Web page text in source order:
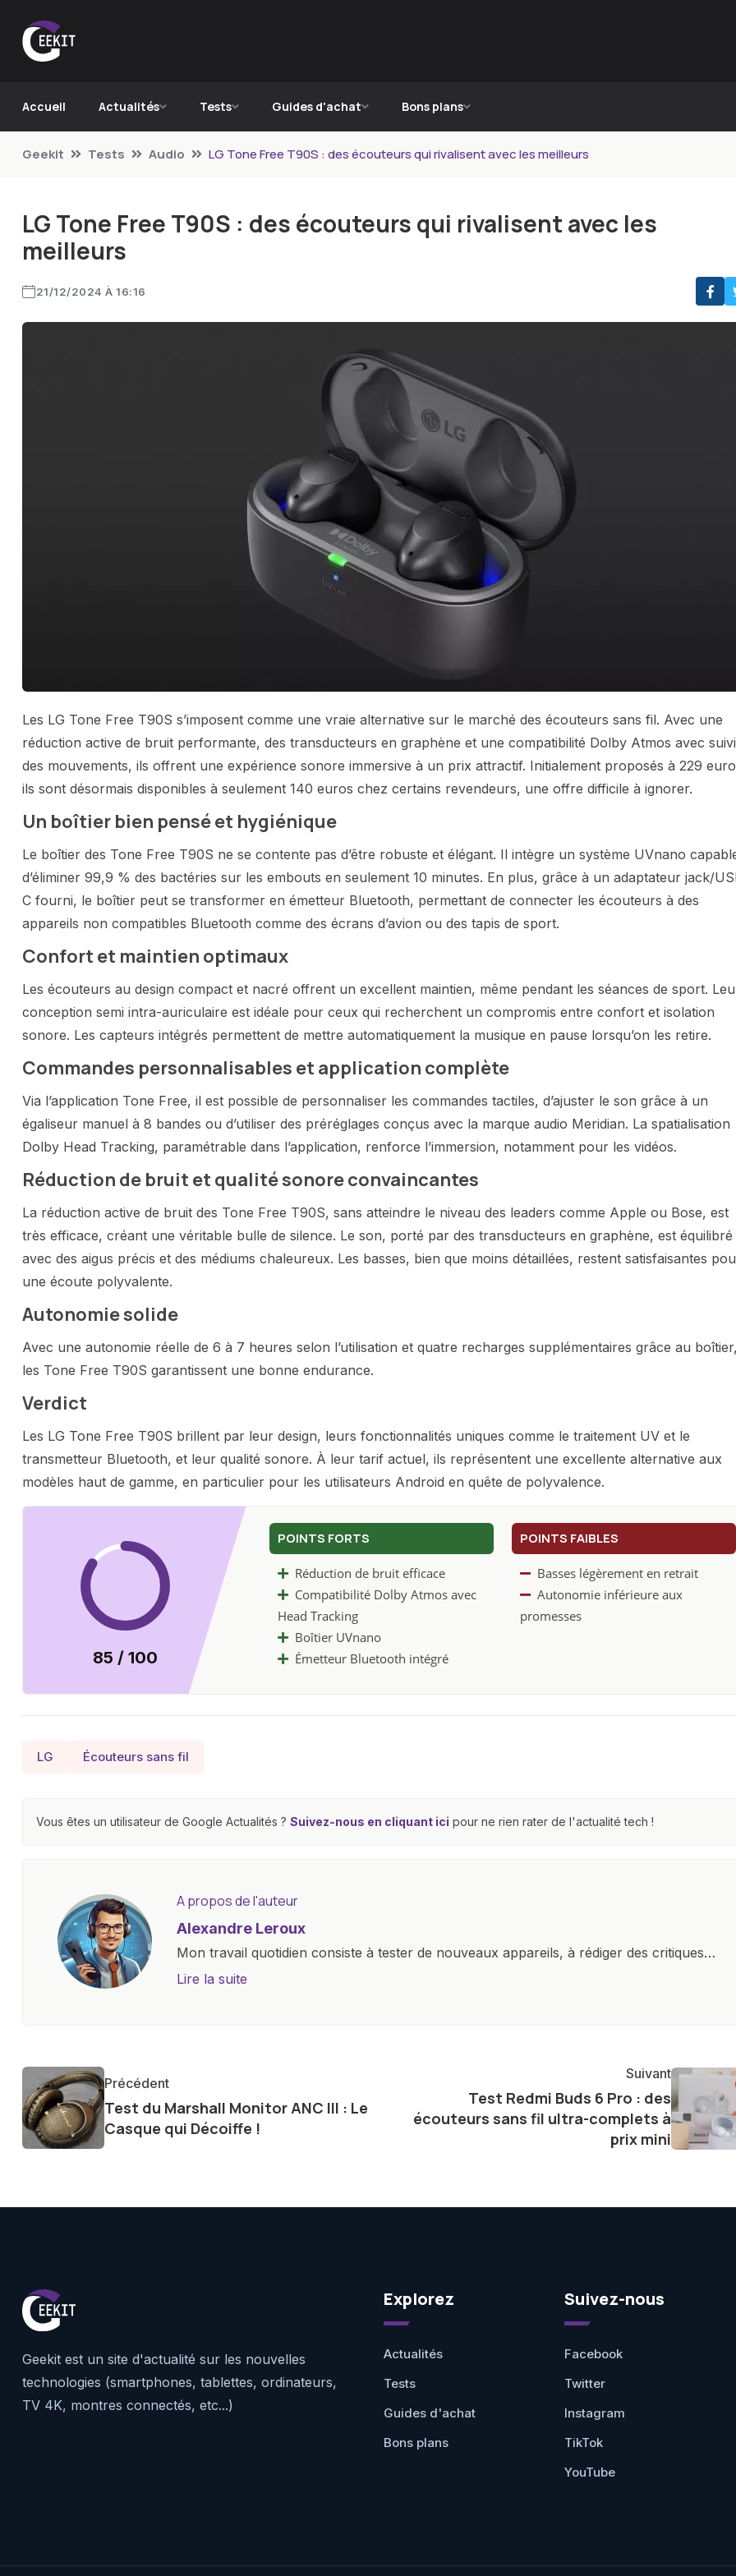
Accueil Actualités Tests Guides d'achat Bons plans
Geekit Tests Audio LG Tone Free T90S : des écouteurs qui rivalisent avec les meilleurs
LG Tone Free T90S : des écouteurs qui rivalisent avec les
meilleurs
21/12/2024 À 16:16
Les LG Tone Free T90S s’imposent comme une vraie alternative sur le marché des écouteurs sans fil. Avec une
réduction active de bruit performante, des transducteurs en graphène et une compatibilité Dolby Atmos avec suivi
des mouvements, ils offrent une expérience sonore immersive à un prix attractif. Initialement proposés à 229
ils sont désormais disponibles à seulement 140 euros chez certains revendeurs, une offre difficile à ignorer.
Un boîtier bien pensé et hygiénique
Le boîtier des Tone Free T90S ne se contente pas d’être robuste et élégant. Il intègre un système UVnano
d’éliminer 99,9 % des bactéries sur les embouts en seulement 10 minutes. En plus, grâce à un adaptateur jack/
C fourni, le boîtier peut se transformer en émetteur Bluetooth, permettant de connecter les écouteurs à des
appareils non compatibles Bluetooth comme des écrans d’avion ou des tapis de sport.
Confort et maintien optimaux
Les écouteurs au design compact et nacré offrent un excellent maintien, même pendant les séances de sport.
conception semi intra-auriculaire est idéale pour ceux qui recherchent un compromis entre confort et isolation
sonore. Les capteurs intégrés permettent de mettre automatiquement la musique en pause lorsqu’on les retire.
Commandes personnalisables et application complète
Via l’application Tone Free, il est possible de personnaliser les commandes tactiles, d’ajuster le son grâce à un
égaliseur manuel à 8 bandes ou d’utiliser des préréglages conçus avec la marque audio Meridian. La spatialisation
Dolby Head Tracking, paramétrable dans l’application, renforce l’immersion, notamment pour les vidéos.
Réduction de bruit et qualité sonore convaincantes
La réduction active de bruit des Tone Free T90S, sans atteindre le niveau des leaders comme Apple ou Bose, est
très efficace, créant une véritable bulle de silence. Le son, porté par des transducteurs en graphène, est équilibré
avec des aigus précis et des médiums chaleureux. Les basses, bien que moins détaillées, restent satisfaisantes
une écoute polyvalente.
Autonomie solide
Avec une autonomie réelle de 6 à 7 heures selon l’utilisation et quatre recharges supplémentaires grâce au boîtier,
les Tone Free T90S garantissent une bonne endurance.
Verdict
Les LG Tone Free T90S brillent par leur design, leurs fonctionnalités uniques comme le traitement UV et le
transmetteur Bluetooth, et leur qualité sonore. À leur tarif actuel, ils représentent une excellente alternative aux
modèles haut de gamme, en particulier pour les utilisateurs Android en quête de polyvalence.
85 / 100
POINTS FORTS
Réduction de bruit efficace
Compatibilité Dolby Atmos avec
Head Tracking
Boîtier UVnano
Émetteur Bluetooth intégré
POINTS FAIBLES
Basses légèrement en retrait
Autonomie inférieure aux
promesses
LG Écouteurs sans fil
Vous êtes un utilisateur de Google Actualités ? Suivez-nous en cliquant ici pour ne rien rater de l'actualité tech !
A propos de l'auteur
Alexandre Leroux
Mon travail quotidien consiste à tester de nouveaux appareils, à rédiger des critiques
objectives, à couvrir des lancements de produits, et à interviewer des acteurs clés de
Lire la suite
Précédent
Test du Marshall Monitor ANC III : Le
Casque qui Décoiffe !
Suivant
Test Redmi Buds 6 Pro : des
écouteurs sans fil ultra-complets à
prix mini
Geekit est un site d'actualité sur les nouvelles
technologies (smartphones, tablettes, ordinateurs,
TV 4K, montres connectés, etc...)
Explorez
Actualités
Tests
Guides d'achat
Bons plans
Suivez-nous
Facebook
Twitter
Instagram
TikTok
YouTube